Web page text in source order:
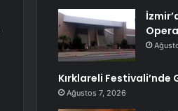
Kırklareli Festivali’nde
Ağustos 7, 2026